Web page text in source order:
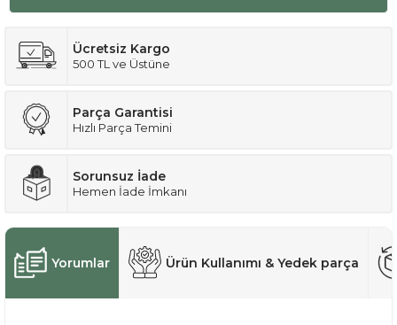
Ücretsiz Kargo
500 TL ve Üstüne
Parça Garantisi
Hızlı Parça Temini
Sorunsuz İade
Hemen İade İmkanı
Yorumlar Ürün Kullanımı & Yedek parça